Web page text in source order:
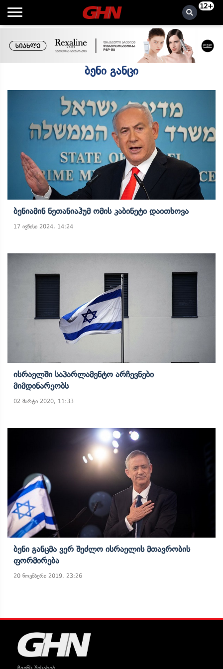
12+
ბენი განცი
Ბენიამინ Ნეთანიაჰუმ Ომის Კაბინეტი Დაითხოვა
17 ივნისი 2024, 14:24
Ისრაელში Საპარლამენტო Არჩევნები
Მიმდინარეობს
02 მარტი 2020, 11:33
Ბენი Განცმა Ვერ Შეძლო Ისრაელის Მთავრობის
Ფორმირება
20 ნოემბერი 2019, 23:26